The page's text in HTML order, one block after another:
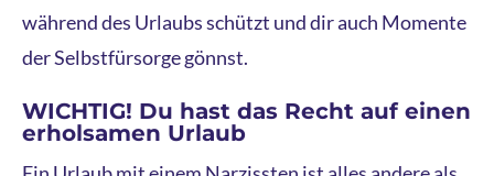
während des Urlaubs schützt und dir auch Momente
der Selbstfürsorge gönnst.
WICHTIG! Du hast das Recht auf einen
erholsamen Urlaub